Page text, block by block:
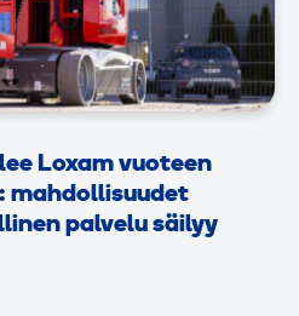
Loxam vuoteen
mahdollisuudet
palvelu säilyy